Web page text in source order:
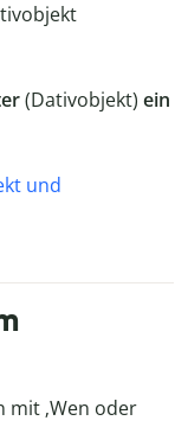
(Dativobjekt) ein
und
mit ‚Wen oder